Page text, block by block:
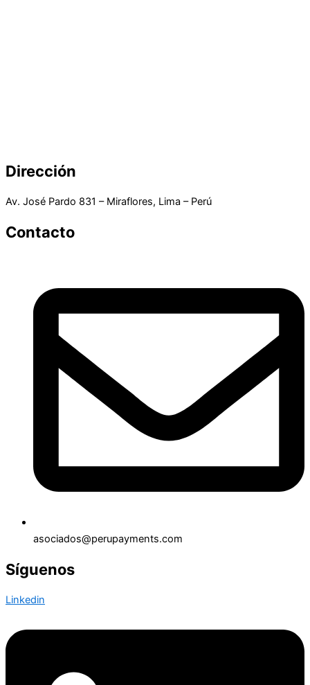
Dirección
Av. José Pardo 831 – Miraflores, Lima – Perú
Contacto
asociados@perupayments.com
Síguenos
Linkedin